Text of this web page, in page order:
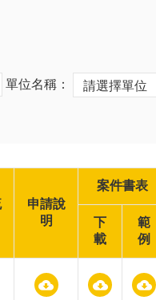
單位名稱：
申請說
明
案件書表
下
載
範
例